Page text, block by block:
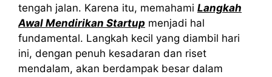
tengah jalan. Karena itu, memahami Langkah
Awal Mendirikan Startup menjadi hal
fundamental. Langkah kecil yang diambil hari
ini, dengan penuh kesadaran dan riset
mendalam, akan berdampak besar dalam